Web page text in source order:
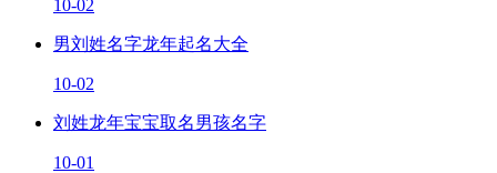
10-02
男刘姓名字龙年起名大全
10-02
刘姓龙年宝宝取名男孩名字
10-01